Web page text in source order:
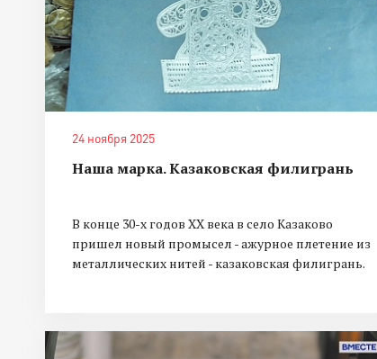
24 ноября 2025
Наша марка. Казаковская филигрань
В конце 30-х годов ХХ века в село Казаково
пришел новый промысел - ажурное плетение из
металлических нитей - казаковская филигрань.